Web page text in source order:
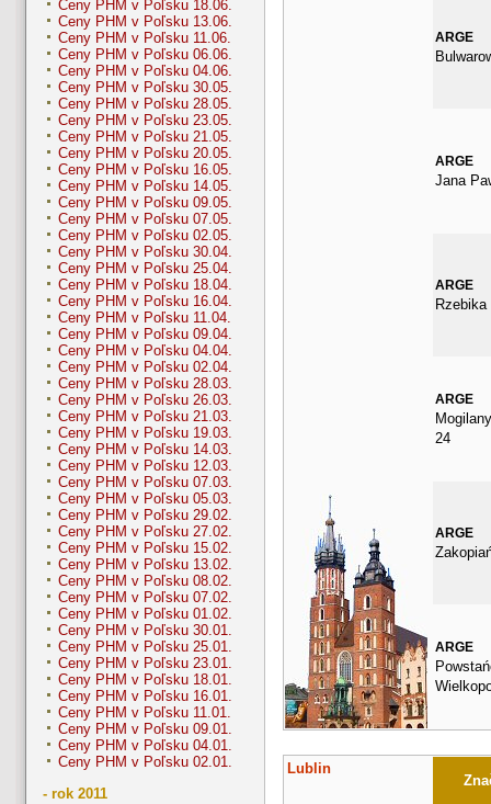
Ceny PHM v Poľsku 18.06.
Ceny PHM v Poľsku 13.06.
Ceny PHM v Poľsku 11.06.
Ceny PHM v Poľsku 06.06.
Ceny PHM v Poľsku 04.06.
Ceny PHM v Poľsku 30.05.
Ceny PHM v Poľsku 28.05.
Ceny PHM v Poľsku 23.05.
Ceny PHM v Poľsku 21.05.
Ceny PHM v Poľsku 20.05.
Ceny PHM v Poľsku 16.05.
Ceny PHM v Poľsku 14.05.
Ceny PHM v Poľsku 09.05.
Ceny PHM v Poľsku 07.05.
Ceny PHM v Poľsku 02.05.
Ceny PHM v Poľsku 30.04.
Ceny PHM v Poľsku 25.04.
Ceny PHM v Poľsku 18.04.
Ceny PHM v Poľsku 16.04.
Ceny PHM v Poľsku 11.04.
Ceny PHM v Poľsku 09.04.
Ceny PHM v Poľsku 04.04.
Ceny PHM v Poľsku 02.04.
Ceny PHM v Poľsku 28.03.
Ceny PHM v Poľsku 26.03.
Ceny PHM v Poľsku 21.03.
Ceny PHM v Poľsku 19.03.
Ceny PHM v Poľsku 14.03.
Ceny PHM v Poľsku 12.03.
Ceny PHM v Poľsku 07.03.
Ceny PHM v Poľsku 05.03.
Ceny PHM v Poľsku 29.02.
Ceny PHM v Poľsku 27.02.
Ceny PHM v Poľsku 15.02.
Ceny PHM v Poľsku 13.02.
Ceny PHM v Poľsku 08.02.
Ceny PHM v Poľsku 07.02.
Ceny PHM v Poľsku 01.02.
Ceny PHM v Poľsku 30.01.
Ceny PHM v Poľsku 25.01.
Ceny PHM v Poľsku 23.01.
Ceny PHM v Poľsku 18.01.
Ceny PHM v Poľsku 16.01.
Ceny PHM v Poľsku 11.01.
Ceny PHM v Poľsku 09.01.
Ceny PHM v Poľsku 04.01.
Ceny PHM v Poľsku 02.01.
- rok 2011
ARGE
ARGE
Jana
ARGE
Rzebika
ARGE
24
ARGE
ARGE
Lublin